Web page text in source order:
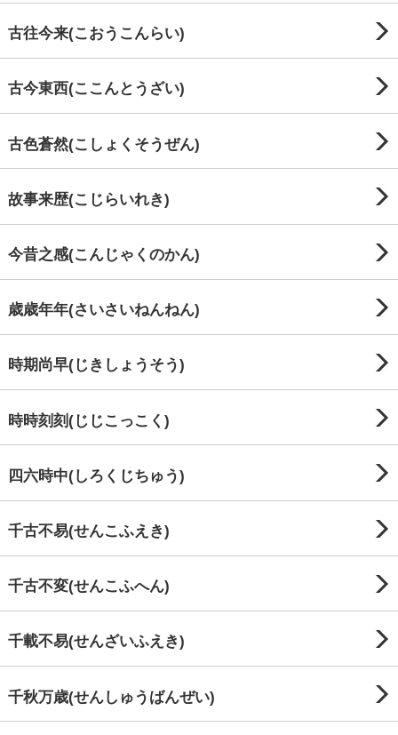
古往今来(こおうこんらい)
古今東西(ここんとうざい)
古色蒼然(こしょくそうぜん)
故事来歴(こじらいれき)
今昔之感(こんじゃくのかん)
歳歳年年(さいさいねんねん)
時期尚早(じきしょうそう)
時時刻刻(じじこっこく)
四六時中(しろくじちゅう)
千古不易(せんこふえき)
千古不変(せんこふへん)
千載不易(せんざいふえき)
千秋万歳(せんしゅうばんぜい)